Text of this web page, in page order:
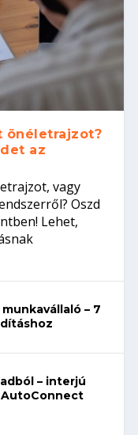
önéletrajzot?
az
vagy
Oszd
Lehet,
– 7
– interjú
AutoConnect